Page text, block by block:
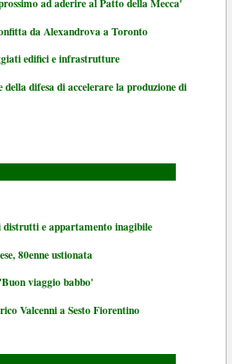
ad aderire al Patto della Mecca'
da Alexandrova a Toronto
edifici e infrastrutture
difesa di accelerare la produzione di
distrutti e appartamento inagibile
80enne ustionata
viaggio babbo'
Valcenni a Sesto Fiorentino